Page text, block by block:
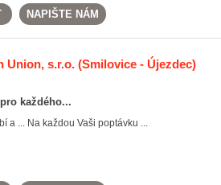
NAPIŠTE NÁM
Union, s.r.o.(Smilovice - Újezdec)
každého...
a ... Na každou Vaši poptávku ...